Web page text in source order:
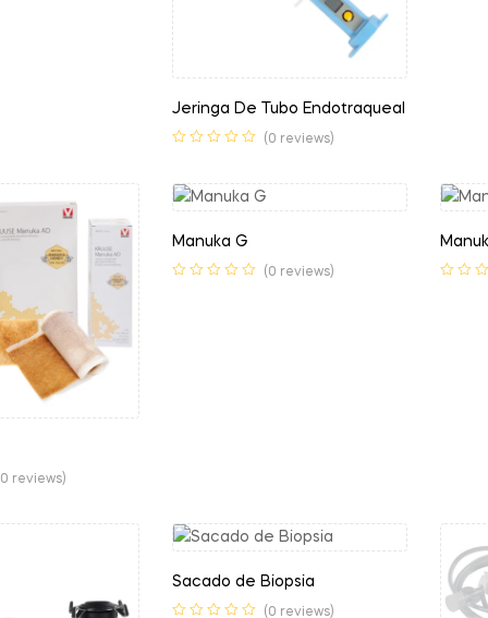
Jeringa De Tubo Endotraqueal
(0 reviews)
reviews)
Manuka G
(0 reviews)
Sacado de Biopsia
(0 reviews)